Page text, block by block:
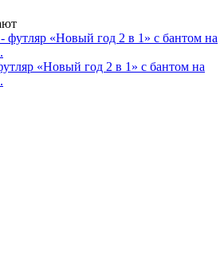
«Новый год 2 в 1» с бантом на